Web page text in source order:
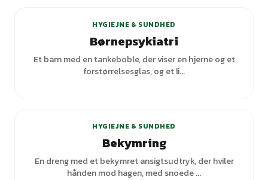
HYGIEJNE & SUNDHED
Børnepsykiatri
Et barn med en tankeboble, der viser en hjerne og et
forstørrelsesglas, og et li...
HYGIEJNE & SUNDHED
Bekymring
En dreng med et bekymret ansigtsudtryk, der hviler
hånden mod hagen, med snoede ...